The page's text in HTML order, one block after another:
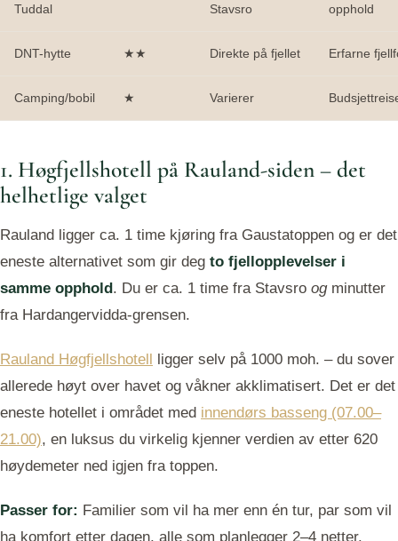
Tuddal
Stavsro
opphold
DNT-hytte ★★ Direkte på fjellet Erfarne
Camping/bobil ★ Varierer
1. Høgfjellshotell på Rauland-siden – det
helhetlige valget
Rauland ligger ca. 1 time kjøring fra Gaustatoppen og er det
eneste alternativet som gir deg to fjellopplevelser i
samme opphold. Du er ca. 1 time fra Stavsro ogminutter
fra Hardangervidda-grensen.
Rauland Høgfjellshotell ligger selv på 1000 moh. – du sover
allerede høyt over havet og våkner akklimatisert. Det er det
eneste hotellet i området med innendørs basseng (07.00–
21.00), en luksus du virkelig kjenner verdien av etter 620
høydemeter ned igjen fra toppen.
Passer for: Familier som vil ha mer enn én tur, par som vil
ha komfort etter dagen, alle som planlegger 2–4 netter.